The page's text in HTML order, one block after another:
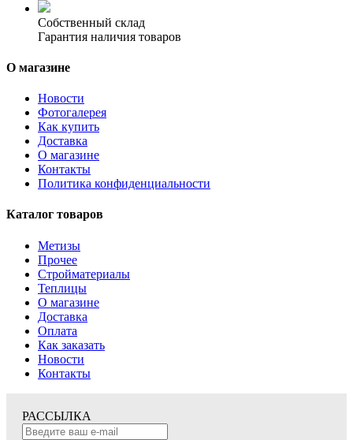
Собственный склад
Гарантия наличия товаров
О магазине
Новости
Фотогалерея
Как купить
Доставка
О магазине
Контакты
Политика конфиденциальности
Каталог товаров
Метизы
Прочее
Стройматериалы
Теплицы
О магазине
Доставка
Оплата
Как заказать
Новости
Контакты
РАССЫЛКА